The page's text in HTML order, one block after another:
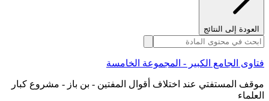
العودة إلى النتائج
فتاوى الجامع الكبير - المجموعة الخامسة
موقف المستفتي عند اختلاف أقوال المفتين - بن باز - مشروع كبار
العلماء